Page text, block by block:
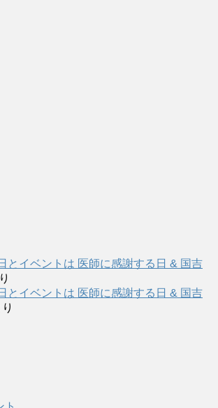
とイベントは 医師に感謝する日 & 国吉
とイベントは 医師に感謝する日 & 国吉